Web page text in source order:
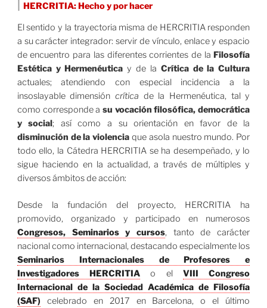
HERCRITIA: Hecho y por hacer
El sentido y la trayectoria misma de HERCRITIA responden
a su carácter integrador: servir de vínculo, enlace y espacio
de encuentro para las diferentes corrientes de laFilosofía
Estética y Hermenéutica y de la Crítica de la Cultura
actuales; atendiendo con especial incidencia a la
insoslayable dimensióncrítica de la Hermenéutica, tal y
como corresponde a su vocación filosófica, democrática
y social; así como a su orientación en favor de la
disminución de la violencia que asola nuestro mundo. Por
todo ello, la Cátedra HERCRITIA se ha desempeñado, y lo
sigue haciendo en la actualidad, a través de múltiples y
diversos ámbitos de acción:
Desde la fundación del proyecto, HERCRITIA ha
promovido, organizado y participado en numerosos
Congresos, Seminarios y cursos, tanto de carácter
nacional como internacional, destacando especialmente los
Seminarios Internacionales de Profesores e
Investigadores HERCRITIA o el VIII Congreso
Internacional de la Sociedad Académica de Filosofía
(SAF) celebrado en 2017 en Barcelona, o el último